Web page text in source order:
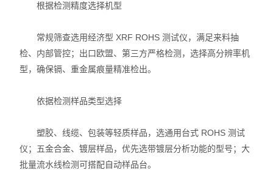
矿石分析仪
合金分析仪
元素分析仪
不锈钢分析仪
镀层测厚仪/膜厚仪
根据检测精度选择机型
常规筛查选用经济型 XRF ROHS 测试仪，满足来料抽
检、内部管控；出口欧盟、第三方严格检测，选择高分辨率机
型，确保镉、重金属痕量精准检出。
依据检测样品类型选择
塑胶、线缆、包装等轻质样品，选通用台式 ROHS 测试
仪；五金合金、镀层样品，优先选带镀层分析功能的型号；大
批量流水线检测可搭配自动样品台。